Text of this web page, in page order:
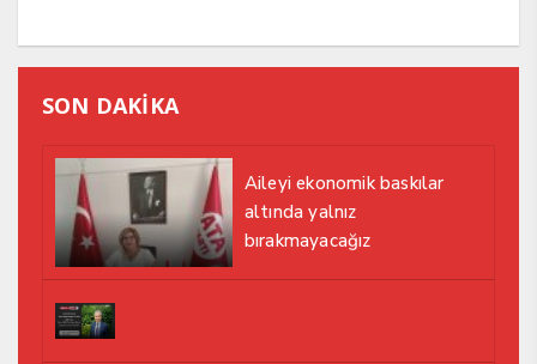
SON DAKİKA
Aileyi ekonomik baskılar
altında yalnız
bırakmayacağız